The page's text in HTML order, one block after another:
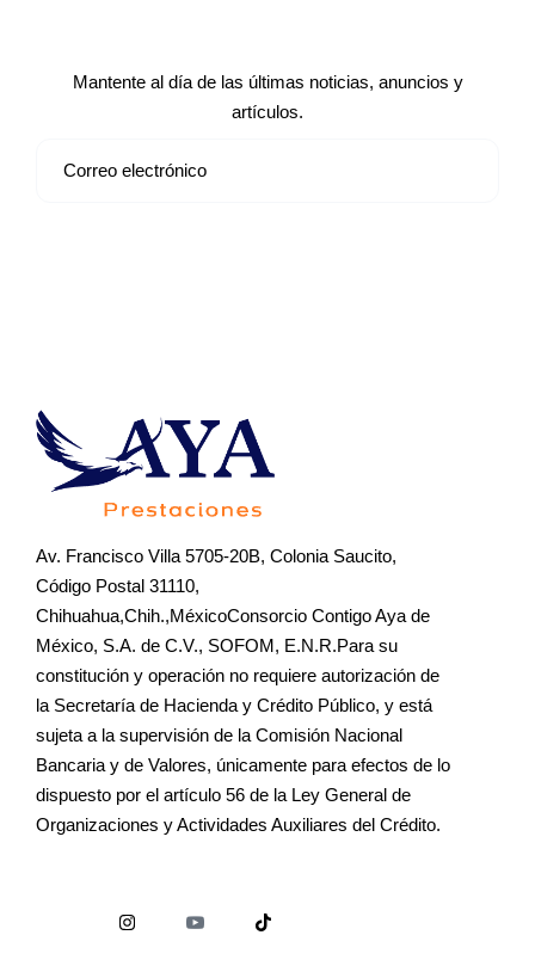
Mantente al día de las últimas noticias, anuncios y
artículos.
Av. Francisco Villa 5705-20B, Colonia Saucito,
Código Postal 31110,
Chihuahua,Chih.,MéxicoConsorcio Contigo Aya de
México, S.A. de C.V., SOFOM, E.N.R.Para su
constitución y operación no requiere autorización de
la Secretaría de Hacienda y Crédito Público, y está
sujeta a la supervisión de la Comisión Nacional
Bancaria y de Valores, únicamente para efectos de lo
dispuesto por el artículo 56 de la Ley General de
Organizaciones y Actividades Auxiliares del Crédito.